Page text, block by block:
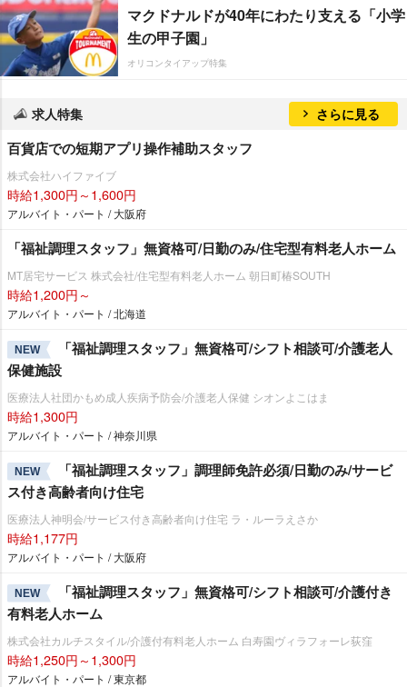
マクドナルドが40年にわたり支える「小学
生の甲子園」
オリコンタイアップ特集
求人特集 さらに見る
百貨店での短期アプリ操作補助スタッフ
株式会社ハイファイブ
時給1,300円～1,600円
アルバイト・パート / 大阪府
「福祉調理スタッフ」無資格可/日勤のみ/住宅型有料老人ホーム
MT居宅サービス 株式会社/住宅型有料老人ホーム 朝日町椿SOUTH
時給1,200円～
アルバイト・パート / 北海道
NEW
「福祉調理スタッフ」無資格可/シフト相談可/介護老人
保健施設
医療法人社団かもめ成人疾病予防会/介護老人保健 シオンよこはま
時給1,300円
アルバイト・パート / 神奈川県
NEW
「福祉調理スタッフ」調理師免許必須/日勤のみ/サービ
ス付き高齢者向け住宅
医療法人神明会/サービス付き高齢者向け住宅 ラ・ルーラえさか
時給1,177円
アルバイト・パート / 大阪府
NEW
「福祉調理スタッフ」無資格可/シフト相談可/介護付き
有料老人ホーム
株式会社カルチスタイル/介護付有料老人ホーム 白寿園ヴィラフォーレ荻窪
時給1,250円～1,300円
アルバイト・パート / 東京都